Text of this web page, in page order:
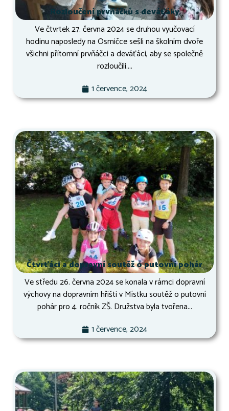
Rozloučení prvňáčků s deváťáky
Ve čtvrtek 27. června 2024 se druhou vyučovací
hodinu naposledy na Osmičce sešli na školním dvoře
všichni přítomní prvňáčci a deváťáci, aby se společně
rozloučili....
1 července, 2024
Čtvrťáci a dopravní soutěž o putovní pohár
Ve středu 26. června 2024 se konala v rámci dopravní
výchovy na dopravním hřišti v Místku soutěž o putovní
pohár pro 4. ročník ZŠ. Družstva byla tvořena...
1 července, 2024